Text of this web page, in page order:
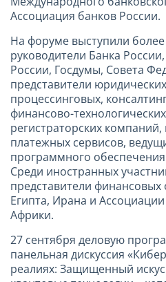
Ассоциация банков России.
На форуме выступили более
руководители Банка
России, Госдумы, Совета
представители
процессинговых,
финансово-
регистраторских
платежных сервисов,
программного
Среди иностранных
представители финансовых
Египта, Ирана и
Африки.
27 сентября деловую
панельная дискуссия
реалиях: Защищенный